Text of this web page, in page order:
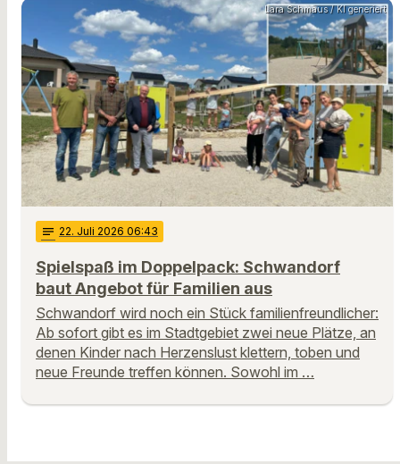
Lara Schmaus / KI generiert
notes 22. Juli 2026 06:43
Spielspaß im Doppelpack: Schwandorf
baut Angebot für Familien aus
Schwandorf wird noch ein Stück familienfreundlicher:
Ab sofort gibt es im Stadtgebiet zwei neue Plätze, an
denen Kinder nach Herzenslust klettern, toben und
neue Freunde treffen können. Sowohl im …